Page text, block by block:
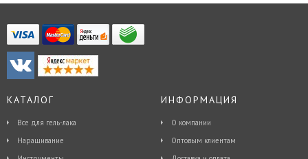
КАТАЛОГ
Все для гель-лака
Наращивание
ИНФОРМАЦИЯ
О компании
Оптовым клиентам